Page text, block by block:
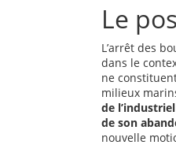
Le
L’arrêt des
dans le
ne
milieux
de
de son
nouvelle